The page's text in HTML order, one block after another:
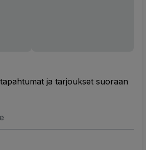
ja tarjoukset suoraan